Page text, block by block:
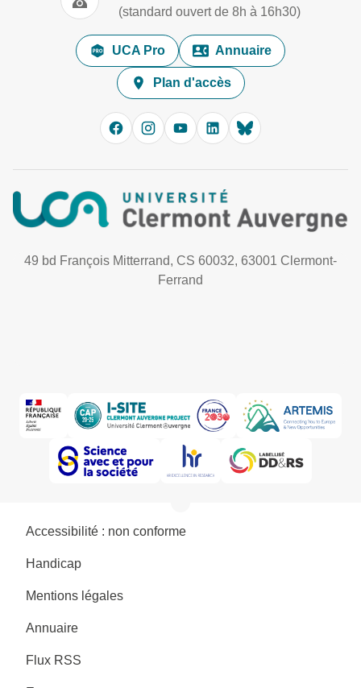
(standard ouvert de 8h à 16h30)
UCA Pro Annuaire
Plan d'accès
49 bd François Mitterrand, CS 60032, 63001 Clermont-
Ferrand
Accessibilité : non conforme
Handicap
Mentions légales
Annuaire
Flux RSS